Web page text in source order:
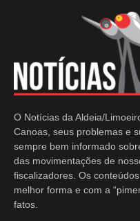
O Notícias da Aldeia/
Canoas, seus problemas e
sempre bem informado
das movimentações de
fiscalizadores. Os
melhor forma e com a
fatos.